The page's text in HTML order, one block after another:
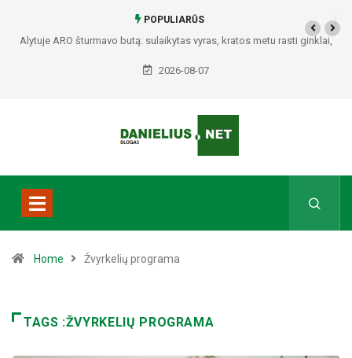
POPULIARŪS
Alytuje ARO šturmavo butą: sulaikytas vyras, kratos metu rasti ginklai,
Seirijuose – įtariami narkotikai BMW automobilyje
2026-08-07
Home Žvyrkelių programa
TAGS :ŽVYRKELIŲ PROGRAMA